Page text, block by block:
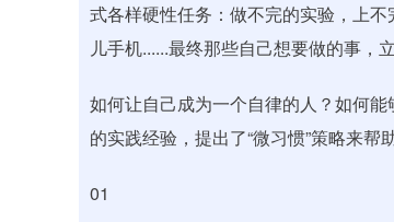
式各样硬性任务：做不完的实验，上
儿手机......最终那些自己想要做的事，
如何让自己成为一个自律的人？如何
的实践经验，提出了“微习惯”策略来帮
01